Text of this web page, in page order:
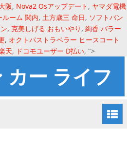
阪, Nova2 Osアップデート , ヤマダ電機
ルーム 関内, 土方歳三 命日, ソフトバン
, 克美しげる おもいやり , 絢香 バラー
, オクトパストラベラー ヒースコート
天, ドコモユーザー D払い, ">
カー ライフ